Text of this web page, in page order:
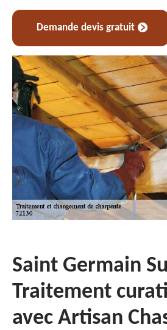
Demande devis gratuit
Saint Germain
Traitement
avec Artisan